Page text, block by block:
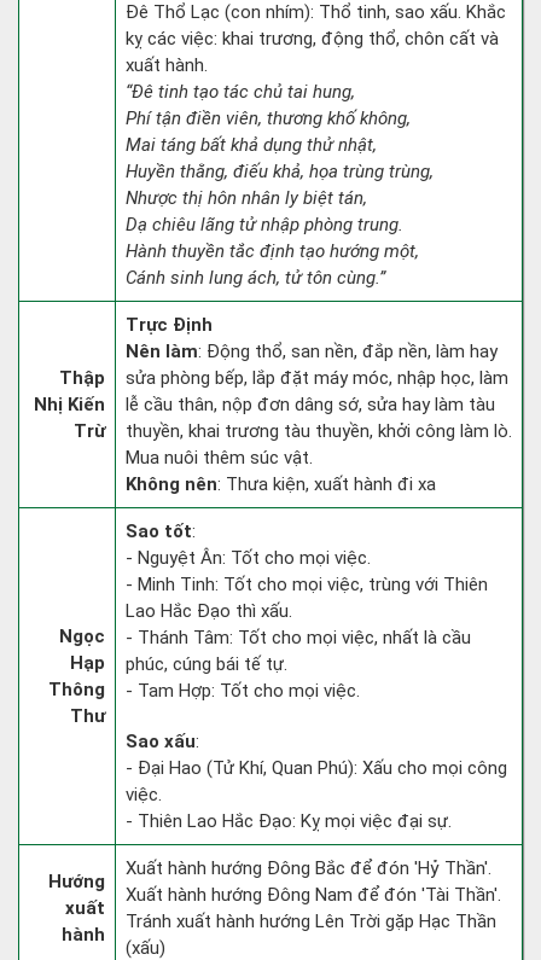
Đê Thổ Lạc (con nhím): Thổ tinh, sao xấu. Khắc
kỵ các việc: khai trương, động thổ, chôn cất và
xuất hành.
“Đê tinh tạo tác chủ tai hung,
Phí tận điền viên, thương khố không,
Mai táng bất khả dụng thử nhật,
Huyền thằng, điếu khả, họa trùng trùng,
Nhược thị hôn nhân ly biệt tán,
Dạ chiêu lãng tử nhập phòng trung.
Hành thuyền tắc định tạo hướng một,
Cánh sinh lung ách, tử tôn cùng.”
Thập
Nhị Kiến
Trừ
Trực Định
Nên làm: Động thổ, san nền, đắp nền, làm hay
sửa phòng bếp, lắp đặt máy móc, nhập học, làm
lễ cầu thân, nộp đơn dâng sớ, sửa hay làm tàu
thuyền, khai trương tàu thuyền, khởi công làm lò.
Mua nuôi thêm súc vật.
Không nên: Thưa kiện, xuất hành đi xa
Ngọc
Hạp
Thông
Thư
Sao tốt:
- Nguyệt Ân: Tốt cho mọi việc.
- Minh Tinh: Tốt cho mọi việc, trùng với Thiên
Lao Hắc Đạo thì xấu.
- Thánh Tâm: Tốt cho mọi việc, nhất là cầu
phúc, cúng bái tế tự.
- Tam Hợp: Tốt cho mọi việc.
Sao xấu:
- Đại Hao (Tử Khí, Quan Phú): Xấu cho mọi công
việc.
- Thiên Lao Hắc Đạo: Kỵ mọi việc đại sự.
Hướng
xuất
hành
Xuất hành hướng Đông Bắc để đón 'Hỷ Thần'.
Xuất hành hướng Đông Nam để đón 'Tài Thần'.
Tránh xuất hành hướng Lên Trời gặp Hạc Thần
(xấu)